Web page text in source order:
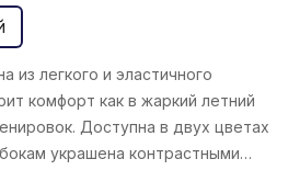
из легкого и эластичного
комфорт как в жаркий летний
Доступна в двух цветах
украшена контрастными